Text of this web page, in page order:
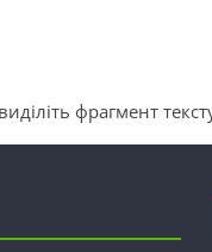
фрагмент